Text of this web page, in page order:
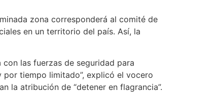
zona corresponderá al comité de
en un territorio del país. Así, la
las fuerzas de seguridad para
tiempo limitado”, explicó el vocero
la atribución de “detener en flagrancia”.